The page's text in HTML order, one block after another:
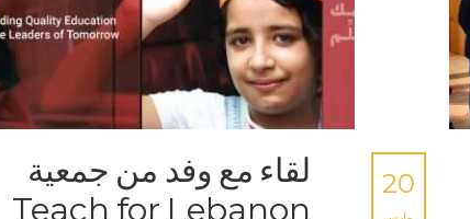
20
لقاء مع وفد من جمعية
Teach for Lebanon